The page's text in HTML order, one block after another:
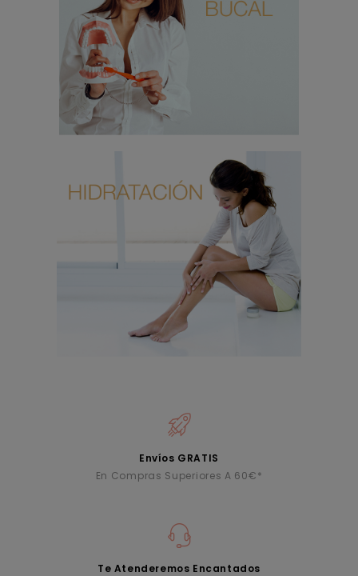
Envíos GRATIS
En Compras Superiores A 60€*
Te Atenderemos Encantados